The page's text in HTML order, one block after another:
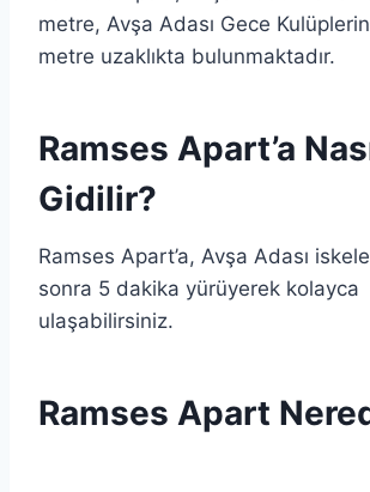
metre, Avşa Adası Gece
metre uzaklıkta bulunmaktadır.
Ramses Apart’a
Gidilir?
Ramses Apart’a, Avşa Adası
sonra 5 dakika yürüyerek kolayca
ulaşabilirsiniz.
Ramses Apart